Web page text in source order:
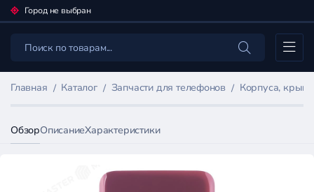
Город не выбран
Каталог
Главная Каталог Запчасти для телефонов Корпуса,
ОбзорОписаниеХарактеристики